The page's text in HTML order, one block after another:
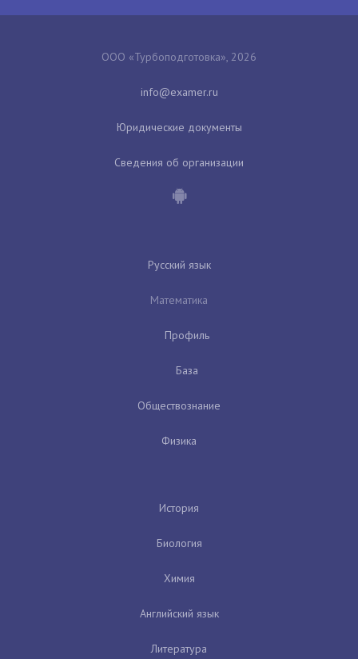
ООО «Турбоподготовка», 2026
Юридические документы
Сведения об организации
Русский язык
Математика
Профиль
База
Обществознание
Физика
История
Биология
Химия
Английский язык
Литература